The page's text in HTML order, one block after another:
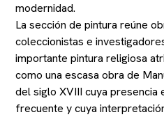
modernidad.
La sección de pintura reúne
coleccionistas e
importante pintura religiosa
como una escasa obra de
del siglo XVIII cuya presencia
frecuente y cuya